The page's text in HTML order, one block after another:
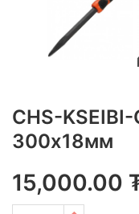
CHS-
300х18мм
15,000.00